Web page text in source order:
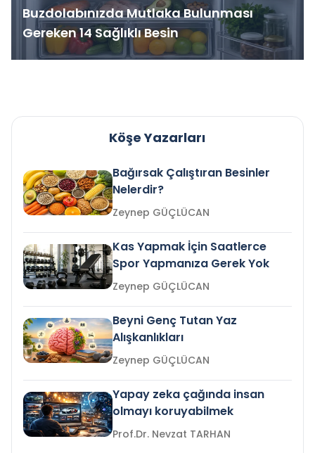
Buzdolabınızda Mutlaka Bulunması
Gereken 14 Sağlıklı Besin
Köşe Yazarları
Bağırsak Çalıştıran Besinler
Nelerdir?
Zeynep GÜÇLÜCAN
Kas Yapmak İçin Saatlerce
Spor Yapmanıza Gerek Yok
Zeynep GÜÇLÜCAN
Beyni Genç Tutan Yaz
Alışkanlıkları
Zeynep GÜÇLÜCAN
Yapay zeka çağında insan
olmayı koruyabilmek
Prof.Dr. Nevzat TARHAN